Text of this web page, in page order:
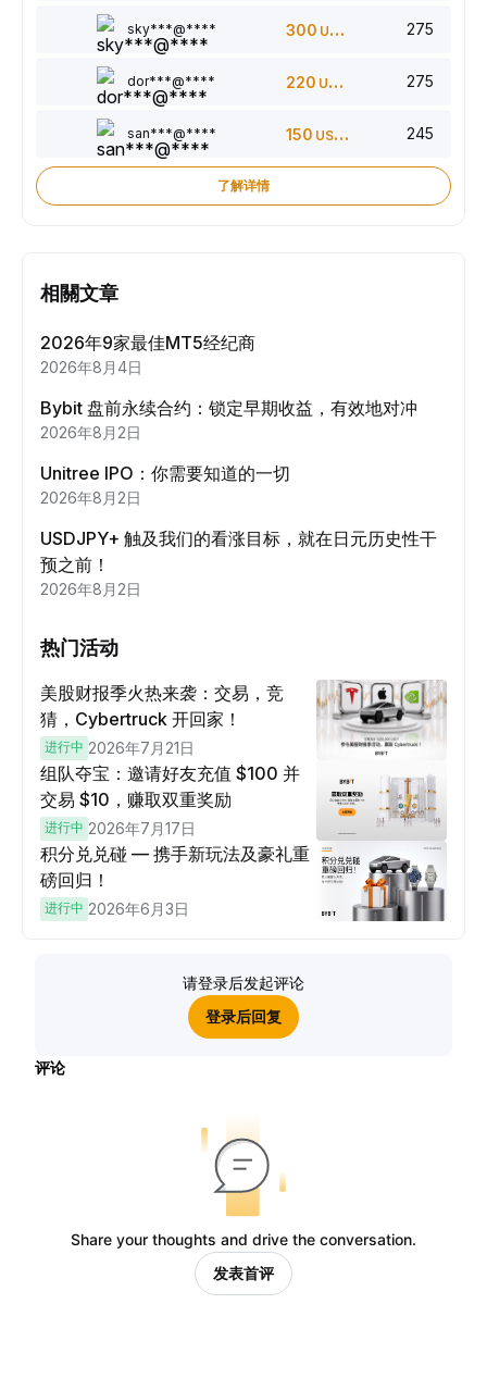
sky***@**** 300 USDT 275
dor***@**** 220 USDT 275
san***@**** 150 USDT 245
了解详情
相關文章
2026年9家最佳MT5经纪商
2026年8月4日
Bybit 盘前永续合约：锁定早期收益，有效地对冲
2026年8月2日
Unitree IPO：你需要知道的一切
2026年8月2日
USDJPY+ 触及我们的看涨目标，就在日元历史性干
预之前！
2026年8月2日
热门活动
美股财报季火热来袭：交易，竞
猜，Cybertruck 开回家！
进行中 2026年7月21日
组队夺宝：邀请好友充值 $100 并
交易 $10，赚取双重奖励
进行中 2026年7月17日
积分兑兑碰 — 携手新玩法及豪礼重
磅回归！
进行中 2026年6月3日
请登录后发起评论
登录后回复
评论
Share your thoughts and drive the conversation.
发表首评